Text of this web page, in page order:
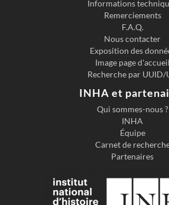
PLANCInformations
Remerciements
F.A.Q.
Nous contacter
Exposition des
Image page d'accueil
Recherche par UUID/
INHA et
Qui sommes-nous ?
INHA
Équipe
Carnet de
Partenaires